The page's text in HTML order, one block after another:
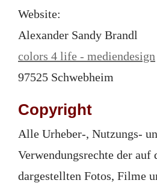
Website:
Alexander Sandy Brandl
colors 4 life - mediendesign
97525 Schwebheim
Copyright
Alle Urheber-, Nutzungs-
Verwendungsrechte der auf
dargestellten Fotos, Filme